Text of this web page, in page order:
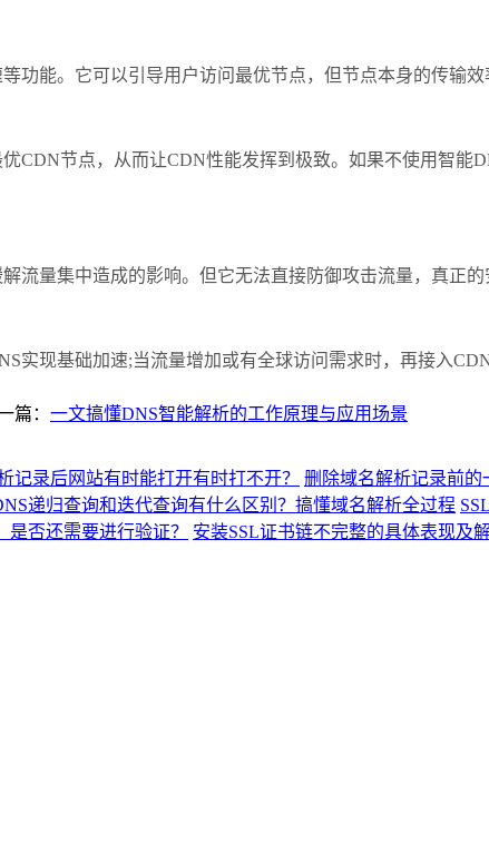
能。它可以引导用户访问最优节点，但节点本身的传输效
节点，从而让CDN性能发挥到极致。如果不使用智能
量集中造成的影响。但它无法直接防御攻击流量，真正的
现基础加速;当流量增加或有全球访问需求时，再接入CDN
篇： 一文搞懂DNS智能解析的工作原理与应用场景
记录后网站有时能打开有时打不开？ 删除域名解析记录前的
递归查询和迭代查询有什么区别？搞懂域名解析全过程
是否还需要进行验证？
安装SSL证书链不完整的具体表现及